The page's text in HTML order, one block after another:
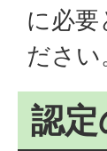
に必
ださい
認